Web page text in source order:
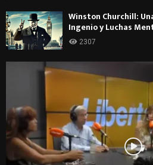
Winston Churchill:
Ingenio y Luchas
2307